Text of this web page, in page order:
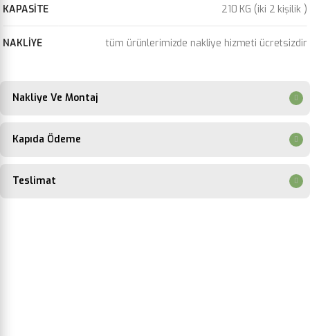
KAPASİTE 210 KG (iki 2 kişilik )
NAKLİYE tüm ürünlerimizde nakliye hizmeti ücretsizdir
Nakliye Ve Montaj
Kapıda Ödeme
Teslimat